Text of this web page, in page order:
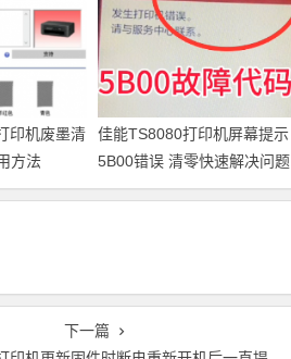
印机废墨清
方法
佳能TS8080打印机屏幕提示
5B00错误 清零快速解决问题
下一篇